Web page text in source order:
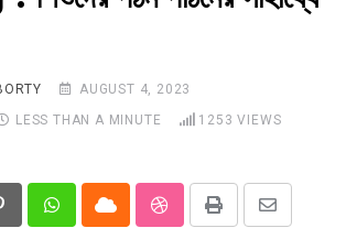
Hindi
AUGUST 4, 2023
LESS THAN A MINUTE 1253 VIEWS
PinterestWhatsappCloud StumbleUpon
Print
Share